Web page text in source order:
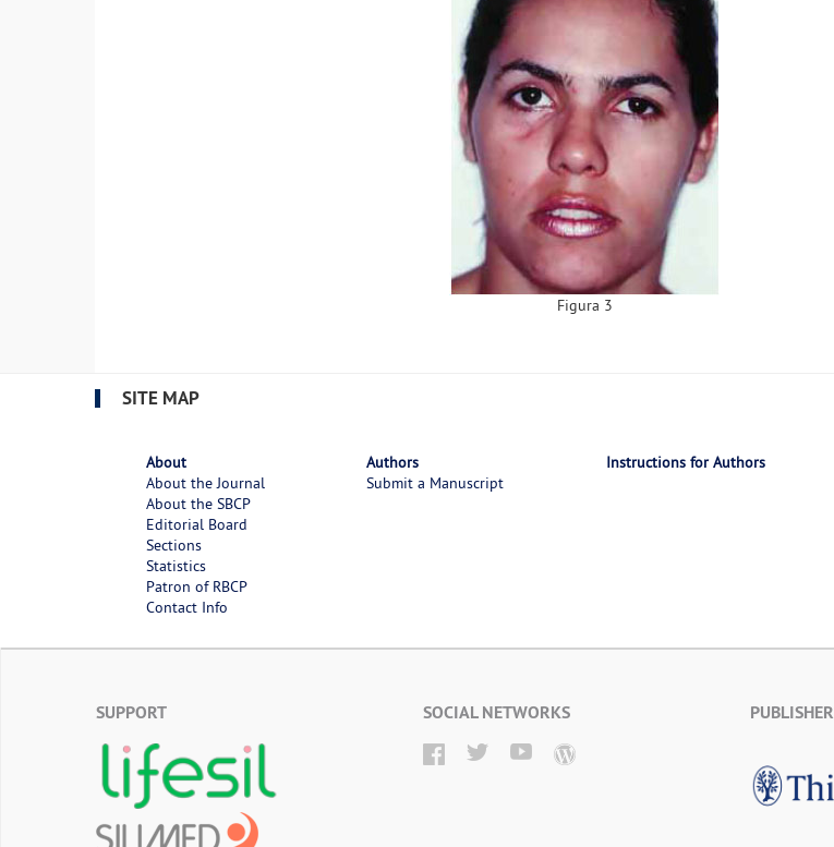
Figura 3
SITE MAP
About
About the Journal
About the SBCP
Editorial Board
Sections
Statistics
Patron of RBCP
Contact Info
Authors
Submit a Manuscript
Instructions for Authors
SUPPORT SOCIAL NETWORKS PUBLISHER